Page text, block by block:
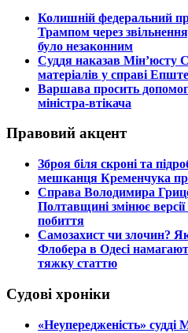
​Колишній федеральний
Трампом через
було незаконним
​Суддя наказав
матеріалів у справі
​Варшава просить
міністра-втікача
Правовий акцент
​Зброя біля скроні та
мешканця Кременчука
​Справа Володимира
Полтавщині змінює
побиття
​Самозахист чи злочин? Як
Флобера в Одесі
тяжку статтю
Судові хроніки
​«Неупередженість»